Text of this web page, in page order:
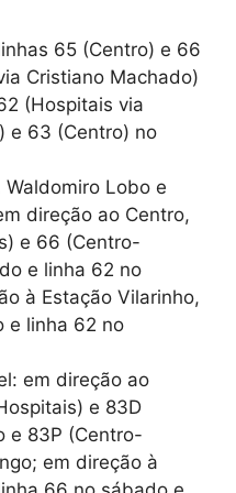
65 (Centro) e 66
Cristiano Machado)
(Hospitais via
e 63 (Centro) no
Waldomiro Lobo e
direção ao Centro,
e 66 (Centro-
e linha 62 no
à Estação Vilarinho,
e linha 62 no
em direção ao
e 83D
e 83P (Centro-
em direção à